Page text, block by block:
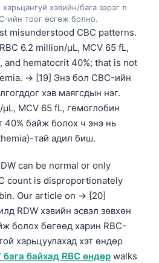
хэвийн/бага зэрэг л
ийн тоог өсгөж болно.
misunderstood CBC patterns.
6.2 million/µL, MCV 65 fL,
and hematocrit 40%; that is not
→ [19] Энэ бол CBC-ийн
хэв маягсдын нэг.
MCV 65 fL, гемоглобин
40% байж болох ч энэ нь
тай адил биш.
can be normal or only
count is disproportionately
Our article on → [20]
RDW хэвийн эсвэл зөвхөн
болох бөгөөд харин RBC-
харьцуулахад хэт өндөр
бага байхад RBC өндөр walks